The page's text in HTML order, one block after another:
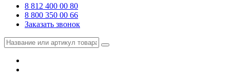
8 812 400 00 80
8 800 350 00 66
Заказать звонок